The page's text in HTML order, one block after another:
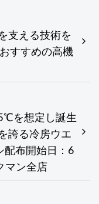
支える技術を
すすめの高機
を想定し誕生
誇る冷房ウエ
布開始日：6
マン全店